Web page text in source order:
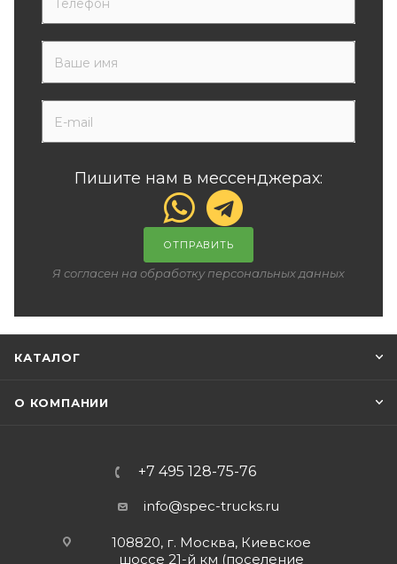
Пишите нам в мессенджерах:
ОТПРАВИТЬ
Я согласен на обработку персональных данных
КАТАЛОГ
О КОМПАНИИ
+7 495 128-75-76
info@spec-trucks.ru
108820, г. Москва, Киевское
шоссе 21-й км (поселение